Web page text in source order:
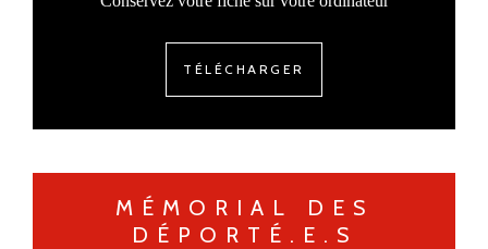
TÉLÉCHARGER
MÉMORIAL DES
DÉPORTÉ.E.S